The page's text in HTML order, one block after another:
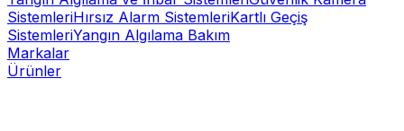
SistemleriHırsız Alarm SistemleriKartlı Geçiş
SistemleriYangın Algılama Bakım
Markalar
Ürünler